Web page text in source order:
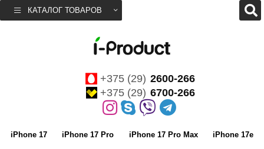
КАТАЛОГ ТОВАРОВ
+375 (29) 2600-266
+375 (29) 6700-266
iPhone 17 iPhone 17 Pro iPhone 17 Pro Max iPhone 17e